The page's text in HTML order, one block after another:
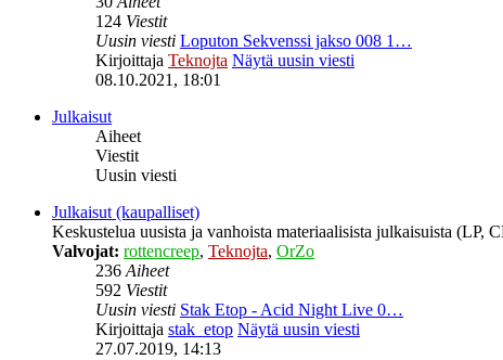
124 Viestit
Uusin viesti Loputon Sekvenssi jakso 008 1…
Kirjoittaja Teknojta Näytä uusin viesti
08.10.2021, 18:01
Julkaisut
Aiheet
Viestit
Uusin viesti
Julkaisut (kaupalliset)
Keskustelua uusista ja vanhoista materiaalisista julkaisuista
Valvojat: rottencreep, Teknojta, OrZo
236Aiheet
592 Viestit
Uusin viesti Stak Etop - Acid Night Live 0…
Kirjoittaja stak_etop Näytä uusin viesti
27.07.2019, 14:13